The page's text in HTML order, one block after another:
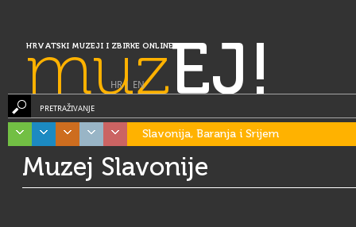
HRVATSKI MUZEJI I ZBIRKE ONLINE
muzEJ!
HR| EN
PRETRAŽIVANJE
Slavonija, Baranja i Srijem
Muzej Slavonije